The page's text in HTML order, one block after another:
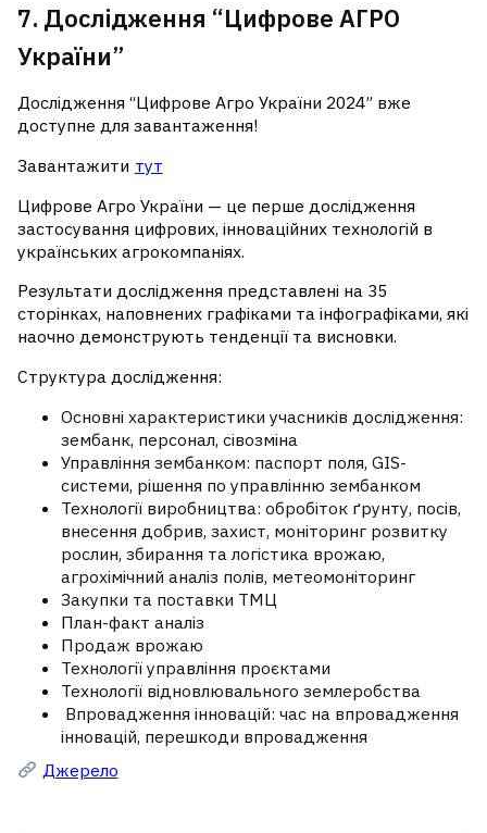
7. Дослідження “Цифрове АГРО
України”
Дослідження “Цифрове Агро України 2024” вже
доступне для завантаження!
Завантажити тут
Цифрове Агро України — це перше дослідження
застосування цифрових, інноваційних технологій в
українських агрокомпаніях.
Результати дослідження представлені на 35
сторінках, наповнених графіками та інфографіками, які
наочно демонструють тенденції та висновки.
Структура дослідження:
Основні характеристики учасників дослідження:
зембанк, персонал, сівозміна
Управління зембанком: паспорт поля, GIS-
системи, рішення по управлінню зембанком
Технології виробництва: обробіток ґрунту, посів,
внесення добрив, захист, моніторинг розвитку
рослин, збирання та логістика врожаю,
агрохімічний аналіз полів, метеомоніторинг
Закупки та поставки ТМЦ
План-факт аналіз
Продаж врожаю
Технології управління проєктами
Технології відновлювального землеробства
Впровадження інновацій: час на впровадження
інновацій, перешкоди впровадження
Джерело